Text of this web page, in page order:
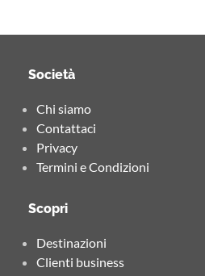
Società
Chi siamo
Contattaci
Privacy
Termini e Condizioni
Scopri
Destinazioni
Clienti business